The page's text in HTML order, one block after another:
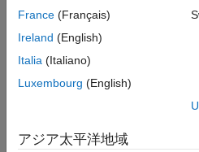
blocks to reflect upstream bus
Recommended
Application
Traceability
France (Français)
Ireland (English)
Italia (Italiano)
Luxembourg (English)
アジア太平洋地域